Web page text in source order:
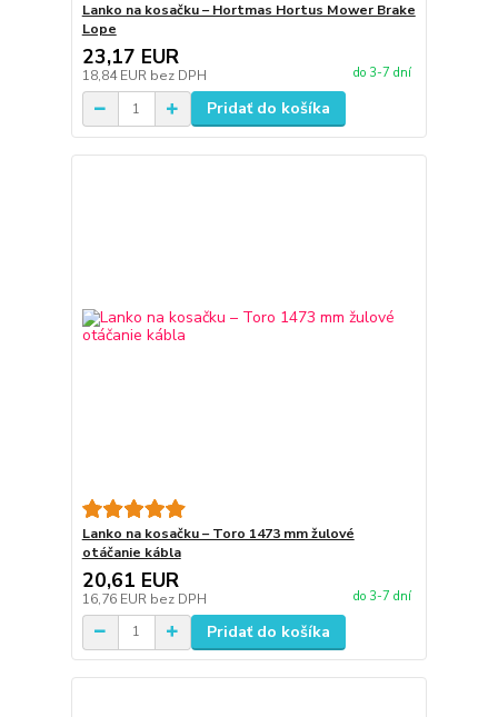
Lanko na kosačku – Hortmas Hortus Mower Brake
Lope
23,17 EUR
18,84 EUR bez DPH do 3-7 dní
Pridať do košíka
Lanko na kosačku – Toro 1473 mm žulové
otáčanie kábla
20,61 EUR
16,76 EUR bez DPH do 3-7 dní
Pridať do košíka